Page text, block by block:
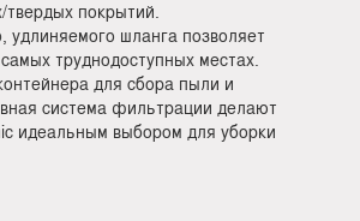
покрытий.
удлиняемого шланга позволяет
труднодоступных местах.
для сбора пыли и
система фильтрации делают
идеальным выбором для уборки